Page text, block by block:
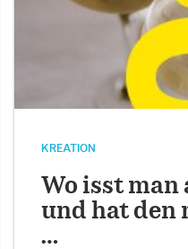
KREATION
Wo isst man
und hat den
…